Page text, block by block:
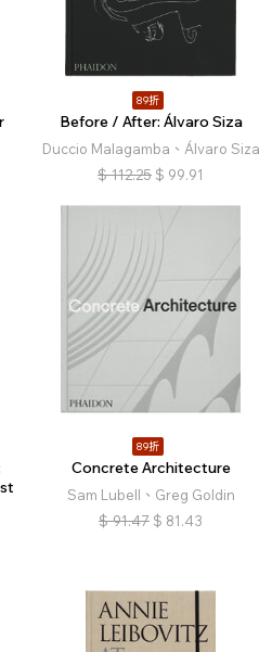
89折
Before / After: Álvaro Siza
Duccio Malagamba、Álvaro Siza
$ 112.25 $ 99.91
89折
Concrete Architecture
Sam Lubell、Greg Goldin
$ 91.47 $ 81.43